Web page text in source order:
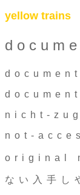
yellow trains
nicht-
not-
original
ない入手し